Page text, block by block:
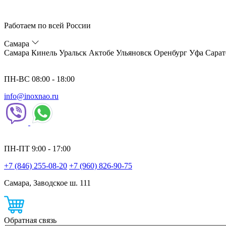
Работаем по всей России
Самара
Самара Кинель Уральск Актобе Ульяновск Оренбург Уфа
ПН-ВС 08:00 - 18:00
info@inoxnao.ru
ПН-ПТ 9:00 - 17:00
+7 (846) 255-08-20 +7 (960) 826-90-75
Самара, Заводское ш. 111
Обратная связь